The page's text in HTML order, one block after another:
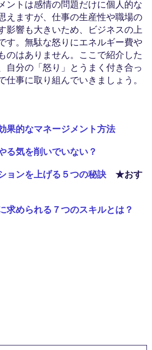
ントは感情の問題だけに個人的な
えますが、仕事の生産性や職場の
影響も大きいため、ビジネスの上
す。無駄な怒りにエネルギー費や
のはありません。ここで紹介した
自分の「怒り」とうまく付き合っ
仕事に取り組んでいきましょう。
果的なマネージメント方法
る気を削いでいない？
ョンを上げる５つの秘訣 ★おす
求められる７つのスキルとは？